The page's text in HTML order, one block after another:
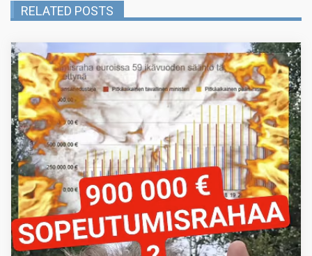
RELATED POSTS